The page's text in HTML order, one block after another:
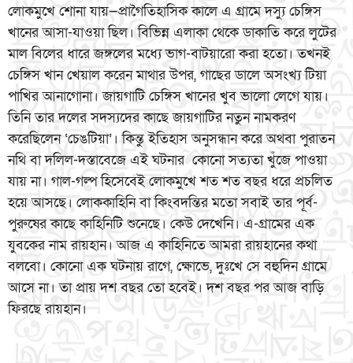
লোকমুখে শোনা যায়—প্রাগৈতিহাসিক কালে এ গ্রামে দস্যু চেঙ্গিস
খানের আসা-যাওয়া ছিল। বিভিন্ন এলাকা থেকে ডাকাতি করে লুটের
মাল বিলের ধারে জঙ্গলের মধ্যে ভাগ-বাটয়ারো করা হতো। তখনই
চেঙ্গিস খান খেয়াল করেন মাথার উপর, গাছের ডালে অসংখ্য টিয়া
পাখির আনাগোনা। জায়গাটি চেঙ্গিস খানের খুব ভালো লেগে যায়।
তিনি তার দলের সদস্যদের কাছে জায়গাটির নতুন নামকরণ
করেছিলেন ‘চেঙটিয়া’। কিন্তু ইতিহাস অনুসন্ধান করে অথবা পুরাতন
নথি বা দলিল-দস্তাবেজে এই ঘটনার কোনো সত্যতা খুঁজে পাওয়া
যায় না। গাল-গল্প হিসেবেই লোকমুখে শত শত বছর ধরে প্রচলিত
হয়ে আসছে। লোককাহিনি বা কিংবদন্তির মতো সবাই তার পূর্ব-
পুরুষের কাছে কাহিনিটি শুনেছে। কেউ দেখেনি। এ-গ্রামের এক
যুবকের নাম রায়হান। আজ এ কাহিনিতে আমরা রায়হানের কথা
বলবো। কোনো এক ঘটনায় রাগে, ক্ষোভে, দুঃখে সে বহুদিন গ্রামে
আসে না। তা প্রায় দশ বছর তো হবেই। দশ বছর পর আজ বাড়ি
ফিরছে রায়হান।